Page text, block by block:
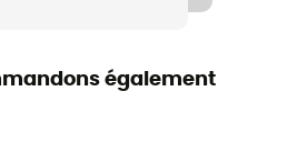
également